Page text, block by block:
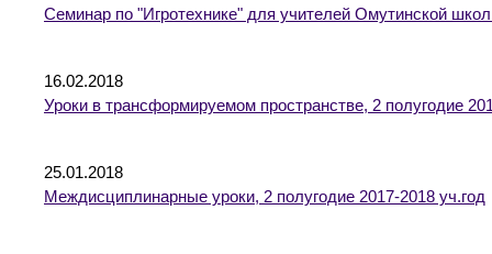
Семинар по "Игротехнике" для учителей Омутинской
16.02.2018
Уроки в трансформируемом пространстве, 2 полугодие
25.01.2018
Междисциплинарные уроки, 2 полугодие 2017-2018 уч.год